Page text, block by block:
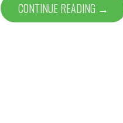
CONTINUE READING →